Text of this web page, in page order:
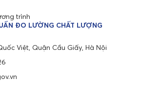
trình
ĐO LƯỜNG CHẤT LƯỢNG
Việt, Quận Cầu Giấy, Hà Nội